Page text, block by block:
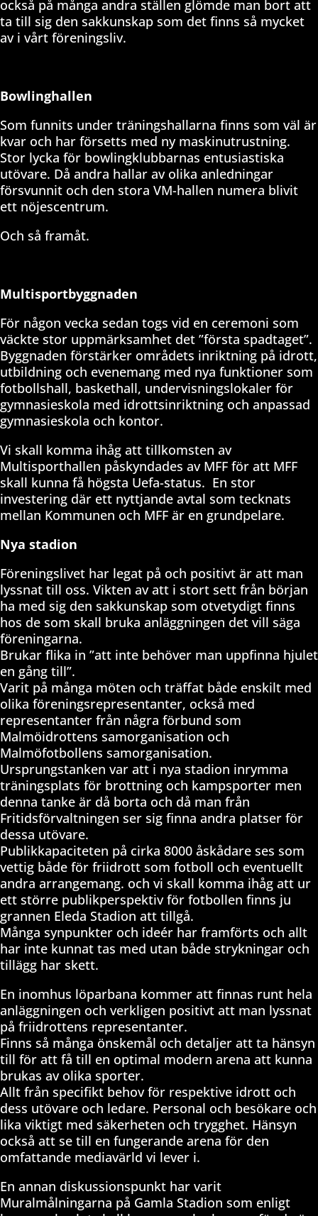
också på många andra ställen glömde man bort att
ta till sig den sakkunskap som det finns så mycket
av i vårt föreningsliv.
Bowlinghallen
Som funnits under träningshallarna finns som väl är
kvar och har försetts med ny maskinutrustning.
Stor lycka för bowlingklubbarnas entusiastiska
utövare. Då andra hallar av olika anledningar
försvunnit och den stora VM-hallen numera blivit
ett nöjescentrum.
Och så framåt.
Multisportbyggnaden
För någon vecka sedan togs vid en ceremoni som
väckte stor uppmärksamhet det ”första spadtaget”.
Byggnaden förstärker områdets inriktning på idrott,
utbildning och evenemang med nya funktioner som
fotbollshall, baskethall, undervisningslokaler för
gymnasieskola med idrottsinriktning och anpassad
gymnasieskola och kontor.
Vi skall komma ihåg att tillkomsten av
Multisporthallen påskyndades av MFF för att MFF
skall kunna få högsta Uefa-status. En stor
investering där ett nyttjande avtal som tecknats
mellan Kommunen och MFF är en grundpelare.
Nya stadion
Föreningslivet har legat på och positivt är att man
lyssnat till oss. Vikten av att i stort sett från början
ha med sig den sakkunskap som otvetydigt finns
hos de som skall bruka anläggningen det vill säga
föreningarna.
Brukar flika in ”att inte behöver man uppfinna hjulet
en gång till”.
Varit på många möten och träffat både enskilt med
olika föreningsrepresentanter, också med
representanter från några förbund som
Malmöidrottens samorganisation och
Malmöfotbollens samorganisation.
Ursprungstanken var att i nya stadion inrymma
träningsplats för brottning och kampsporter men
denna tanke är då borta och då man från
Fritidsförvaltningen ser sig finna andra platser för
dessa utövare.
Publikkapaciteten på cirka 8000 åskådare ses som
vettig både för friidrott som fotboll och eventuellt
andra arrangemang. och vi skall komma ihåg att ur
ett större publikperspektiv för fotbollen finns ju
grannen Eleda Stadion att tillgå.
Många synpunkter och ideér har framförts och allt
har inte kunnat tas med utan både strykningar och
tillägg har skett.
En inomhus löparbana kommer att finnas runt hela
anläggningen och verkligen positivt att man lyssnat
på friidrottens representanter.
Finns så många önskemål och detaljer att ta hänsyn
till för att få till en optimal modern arena att kunna
brukas av olika sporter.
Allt från specifikt behov för respektive idrott och
dess utövare och ledare. Personal och besökare och
lika viktigt med säkerheten och trygghet. Hänsyn
också att se till en fungerande arena för den
omfattande mediavärld vi lever i.
En annan diskussionspunkt har varit
Muralmålningarna på Gamla Stadion som enligt